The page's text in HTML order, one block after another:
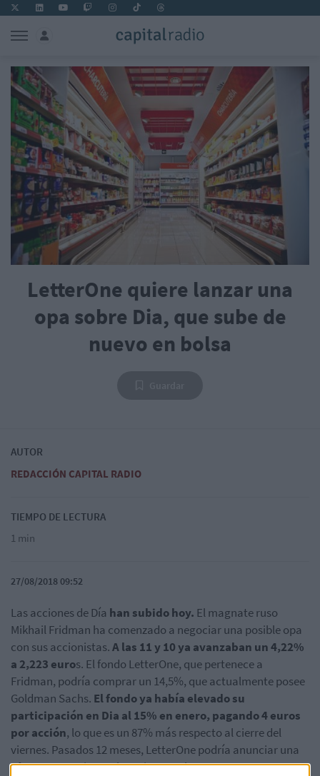
LetterOne quiere lanzar una
opa sobre Dia, que sube de
nuevo en bolsa
AUTOR
REDACCIÓN CAPITAL RADIO
TIEMPO DE LECTURA
1 min
27/08/2018 09:52
Las acciones de Día han subido hoy. El magnate ruso
Mikhail Fridman ha comenzado a negociar una posible opa
con sus accionistas.A las 11 y 10 ya avanzaban un 4,22%
a 2,223 euros. El fondo LetterOne, que pertenece a
Fridman, podría comprar un 14,5%, que actualmente posee
Goldman Sachs. El fondo ya había elevado su
participación en Dia al 15% en enero, pagando 4 euros
por acción, lo que es un 87% más respecto al cierre del
viernes. Pasados 12 meses, LetterOne podría anunciar una
oferta que se ajuste al precio actual.